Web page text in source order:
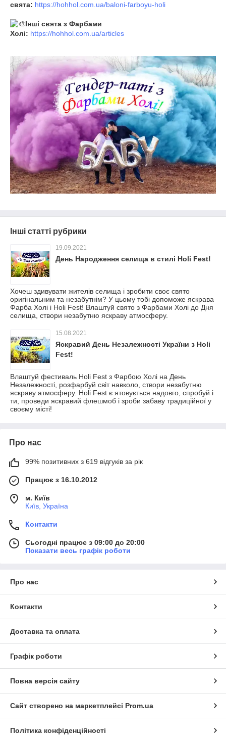
свята: https://hohhol.com.ua/baloni-farboyu-holi
Інші свята з Фарбами
Холі: https://hohhol.com.ua/articles
Інші статті рубрики
19.09.2021
День Народження селища в стилі Holi Fest!
Хочеш здивувати жителів селища і зробити своє свято
оригінальним та незабутнім? У цьому тобі допоможе яскрава
Фарба Холі і Holi Fest! Влаштуй свято з Фарбами Холі до Дня
селища, створи незабутню яскраву атмосферу.
15.08.2021
Яскравий День Незалежності України з Holi
Fest!
Влаштуй фестиваль Holi Fest з Фарбою Холі на День
Незалежності, розфарбуй світ навколо, створи незабутню
яскраву атмосферу. Holi Fest є ятовується надовго, спробуй і
ти, проведи яскравий флешмоб і зроби забаву традиційної у
своєму місті!
Про нас
99% позитивних з 619 відгуків за рік
Працює з 16.10.2012
м. Київ
Київ, Україна
Контакти
Сьогодні працює з 09:00 до 20:00
Показати весь графік роботи
Про нас
Контакти
Доставка та оплата
Графік роботи
Повна версія сайту
Сайт створено на маркетплейсі Prom.ua
Політика конфіденційності